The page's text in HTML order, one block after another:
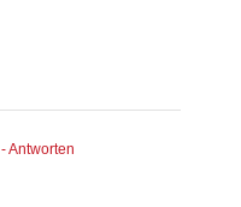
- Antworten